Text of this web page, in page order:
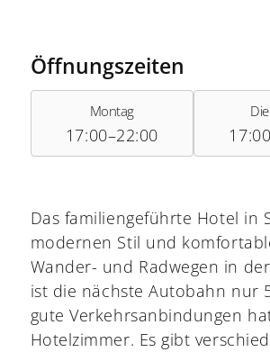
Öffnungszeiten
Montag
17:00–22:00
Das familiengeführte Hotel in
modernen Stil und
Wander- und Radwegen in
ist die nächste Autobahn nur
gute Verkehrsanbindungen
Hotelzimmer. Es gibt